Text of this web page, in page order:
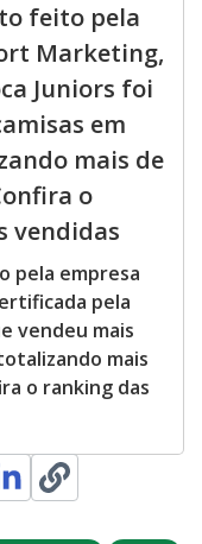
feito pela
Marketing,
Juniors foi
em
mais de
o
vendidas
pela empresa
pela
vendeu mais
mais
o ranking das